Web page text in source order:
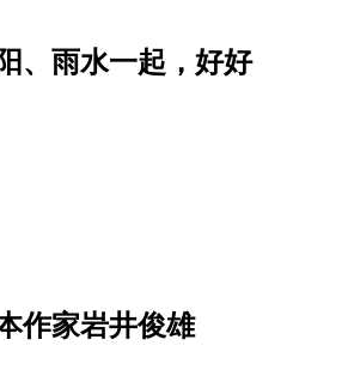
、雨水一起，好好
作家岩井俊雄